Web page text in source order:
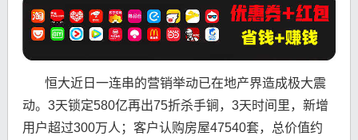
恒大近日一连串的营销举动已在地产界造成极大震
动。3天锁定580亿再出75折杀手锏，3天时间里，新增
用户超过300万人；客户认购房屋47540套，总价值约